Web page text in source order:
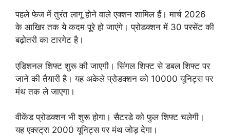
पहले फेज में तुरंत लागू होने वाले एक्शन शामिल हैं। मार्च 2026
के आखिर तक ये कदम पूरे हो जाएंगे। प्रोडक्शन में 30 परसेंट की
बढ़ोतरी का टारगेट है।
एडिशनल शिफ्ट शुरू की जाएगी। सिंगल शिफ्ट से डबल शिफ्ट पर
जाने की तैयारी है। यह अकेले प्रोडक्शन को 10000 यूनिट्स पर
मंथ तक ले जाएगा।
वीकेंड प्रोडक्शन भी शुरू होगा। सैटरडे को फुल शिफ्ट चलेगी।
यह एक्स्ट्रा 2000 यूनिट्स पर मंथ जोड़ देगा।